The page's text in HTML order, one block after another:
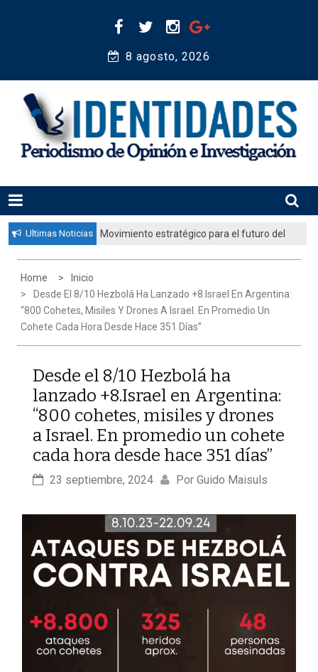
8 agosto, 2026
IDENTIDADES
Periodismo de Opinión e Investigación
Ultimas Noticias
Movimiento estratégico para el futuro del
diáspora”
Home
Inicio
Desde El 8/10 Hezbolá Ha Lanzado +8.Israel En Argentina:
“800 Cohetes, Misiles Y Drones A Israel. En Promedio Un
Cohete Cada Hora Desde Hace 351 Días”
Desde el 8/10 Hezbolá ha
lanzado +8.Israel en Argentina:
“800 cohetes, misiles y drones
a Israel. En promedio un cohete
cada hora desde hace 351 días”
23 septiembre, 2024 Por Guido Maisuls